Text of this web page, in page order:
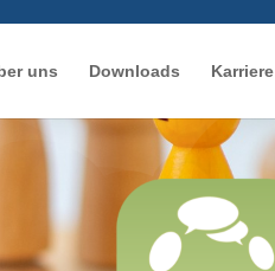
uns Downloads Karriere